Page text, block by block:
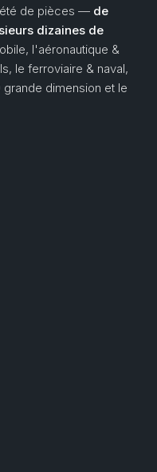
de pièces — de
dizaines de
l'aéronautique &
le ferroviaire & naval,
dimension et le